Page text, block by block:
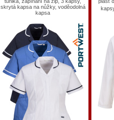
skrytá kapsa na nůžky, voděodolná
kapsa